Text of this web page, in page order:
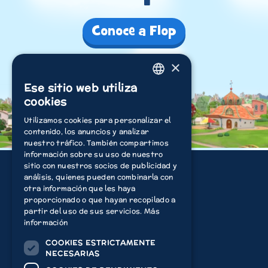
Conoce a Flop
Información
Ver
Jugar
Acamar Films
FRENCH
DUTCH
SPANISH
×
Ese sitio web utiliza
cookies
Utilizamos cookies para personalizar el
contenido, los anuncios y analizar
nuestro tráfico. También compartimos
información sobre su uso de nuestro
sitio con nuestros socios de publicidad y
análisis, quienes pueden combinarla con
otra información que les haya
proporcionado o que hayan recopilado a
partir del uso de sus servicios. Más
información
COOKIES ESTRICTAMENTE
NECESARIAS